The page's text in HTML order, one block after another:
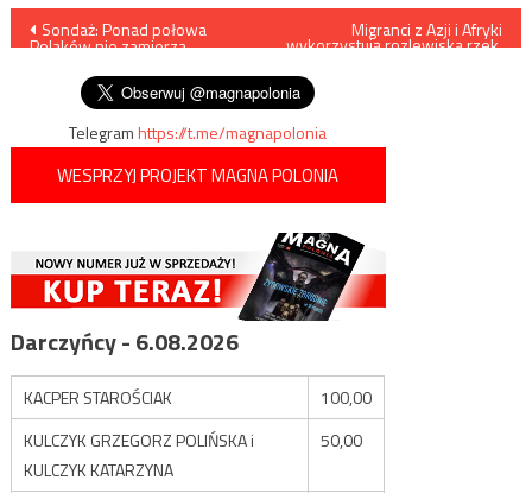
Nawigacja
wpisu
Sondaż: Ponad połowa
Polaków nie zamierza
Migranci z Azji i Afryki
wykorzystują rozlewiska rzek,
Telegramhttps://t.me/magnapolonia
WESPRZYJ PROJEKT MAGNA POLONIA
Darczyńcy - 6.08.2026
KACPER STAROŚCIAK
100,00
KULCZYK GRZEGORZ POLIŃSKA i
KULCZYK KATARZYNA
50,00